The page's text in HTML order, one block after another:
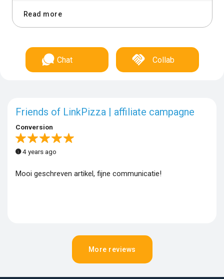
Read more
Chat Collab
Friends of LinkPizza | affiliate campagne
Conversion
4 years ago
Mooi geschreven artikel, fijne communicatie!
More reviews